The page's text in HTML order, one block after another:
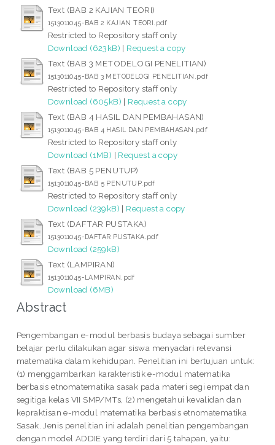
Text (BAB 2 KAJIAN TEORI)
1513011045-BAB 2 KAJIAN TEORI.pdf
Restricted to Repository staff only
Download (623kB) | Request a copy
Text (BAB 3 METODELOGI PENELITIAN)
1513011045-BAB 3 METODELOGI PENELITIAN.pdf
Restricted to Repository staff only
Download (605kB) | Request a copy
Text (BAB 4 HASIL DAN PEMBAHASAN)
1513011045-BAB 4 HASIL DAN PEMBAHASAN.pdf
Restricted to Repository staff only
Download (1MB) | Request a copy
Text (BAB 5 PENUTUP)
1513011045-BAB 5 PENUTUP.pdf
Restricted to Repository staff only
Download (239kB) | Request a copy
Text (DAFTAR PUSTAKA)
1513011045-DAFTAR PUSTAKA.pdf
Download (259kB)
Text (LAMPIRAN)
1513011045-LAMPIRAN.pdf
Download (6MB)
Abstract
Pengembangan e-modul berbasis budaya sebagai sumber
belajar perlu dilakukan agar siswa menyadari relevansi
matematika dalam kehidupan. Penelitian ini bertujuan untuk:
(1) menggambarkan karakteristik e-modul matematika
berbasis etnomatematika sasak pada materi segi empat dan
segitiga kelas VII SMP/MTs, (2) mengetahui kevalidan dan
kepraktisan e-modul matematika berbasis etnomatematika
Sasak. Jenis penelitian ini adalah penelitian pengembangan
dengan model ADDIE yang terdiri dari 5 tahapan, yaitu: